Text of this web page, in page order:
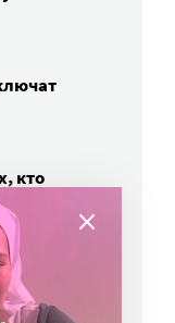
кто